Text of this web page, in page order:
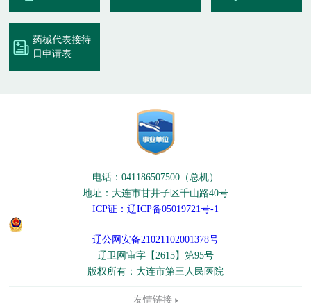
药械代表接待
日申请表
电话：041186507500（总机）
地址：大连市甘井子区千山路40号
ICP证：辽ICP备05019721号-1
辽公网安备21021102001378号
辽卫网审字【2615】第95号
版权所有：大连市第三人民医院
友情链接